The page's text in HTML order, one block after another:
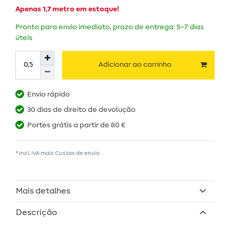
Apenas 1,7 metro em estoque!
Pronto para envio imediato, prazo de entrega: 5–7 dias
úteis
Adicionar ao carrinho
Envio rápido
30 dias de direito de devolução
Portes grátis a partir de 80 €
* incl. IVA mais Custos de envio
Mais detalhes
Descrição